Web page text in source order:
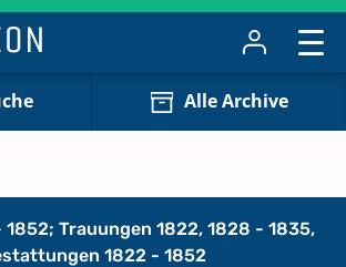
Alle Archive
Trauungen 1822, 1828 - 1835,
1822 - 1852